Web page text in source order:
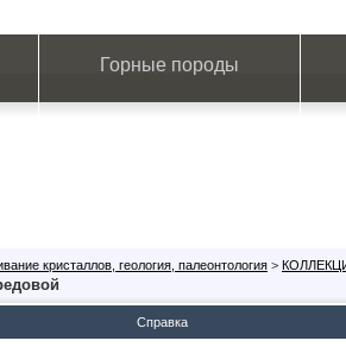
Горные породы
кристаллов, геология, палеонтология >
Справка